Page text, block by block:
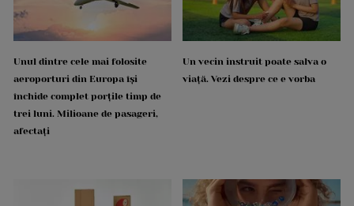
Unul dintre cele mai folosite
aeroporturi din Europa își
închide complet porțile timp de
trei luni. Milioane de pasageri,
afectați
Un vecin instruit poate salva o
viață. Vezi despre ce e vorba